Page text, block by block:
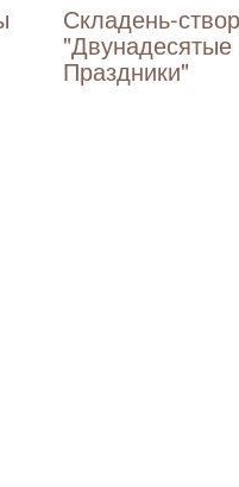
Складень-
"Двунадесятые
Праздники"